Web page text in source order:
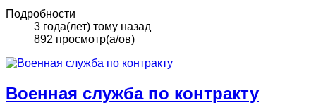
Подробности
3 года(лет) тому назад
892 просмотр(а/ов)
Военная служба по контракту